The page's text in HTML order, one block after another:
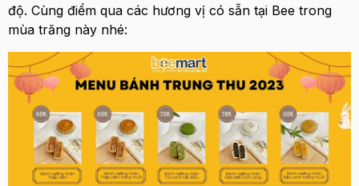
độ. Cùng điểm qua các hương vị có sẵn tại Bee trong
mùa trăng này nhé: